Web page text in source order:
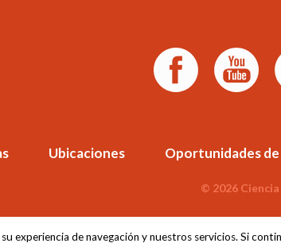
Ubicaciones Oportunidades
© 2026
experiencia de navegación y nuestros servicios. Si